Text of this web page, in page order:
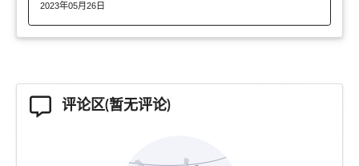
2023年05月26日
评论区(暂无评论)